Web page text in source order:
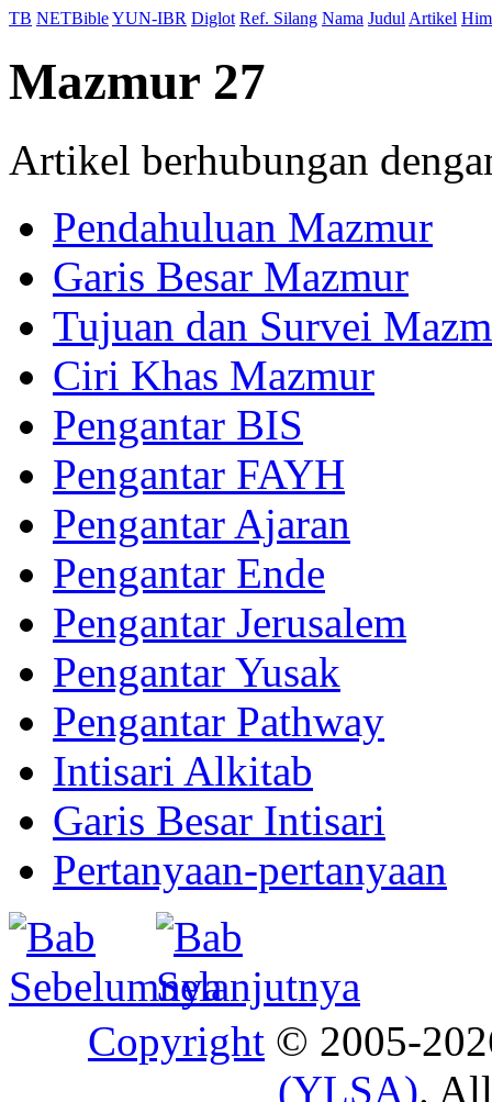
TB NETBibleYUN-IBR Diglot Ref. Silang Nama Judul Artikel
Mazmur 27
Artikel berhubungan
Pendahuluan Mazmur
Garis Besar Mazmur
Tujuan dan Survei
Ciri Khas Mazmur
Pengantar BIS
Pengantar FAYH
Pengantar Ajaran
Pengantar Ende
Pengantar Jerusalem
Pengantar Yusak
Pengantar Pathway
Intisari Alkitab
Garis Besar Intisari
Pertanyaan-pertanyaan
Copyright © 2005-
(YLSA).